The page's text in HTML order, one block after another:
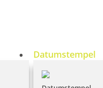
Datumstempel